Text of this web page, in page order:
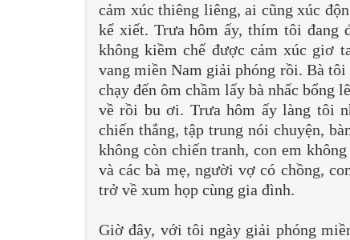
cảm xúc thiêng liêng, ai cũng xúc
kể xiết. Trưa hôm ấy, thím tôi đang
không kiềm chế được cảm xúc giơ
vang miền Nam giải phóng rồi. Bà
chạy đến ôm chầm lấy bà nhấc bổng
về rồi bu ơi. Trưa hôm ấy làng tôi
chiến thắng, tập trung nói chuyện,
không còn chiến tranh, con em
và các bà mẹ, người vợ có chồng,
trở về xum họp cùng gia đình.
Giờ đây, với tôi ngày giải phóng